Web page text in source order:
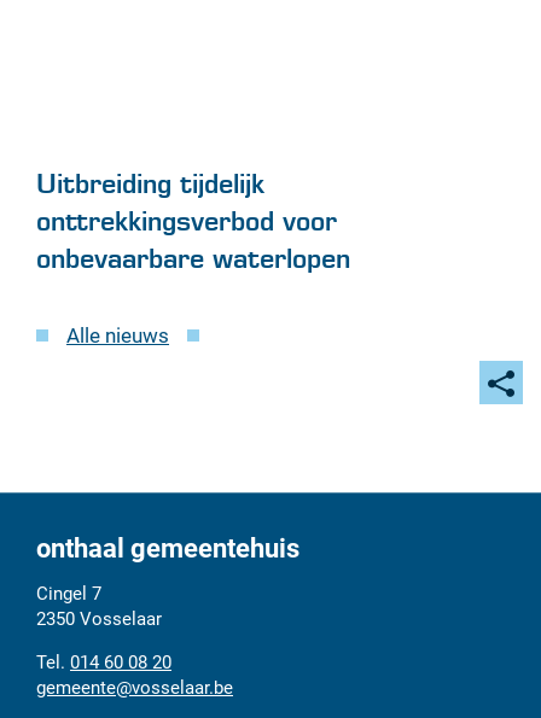
Uitbreiding tijdelijk
onttrekkingsverbod voor
onbevaarbare waterlopen
Alle nieuws
onthaal gemeentehuis
Adres
Cingel 7
2350 Vosselaar
Tel.
014 60 08 20
E-
mail
gemeente@vosselaar.be